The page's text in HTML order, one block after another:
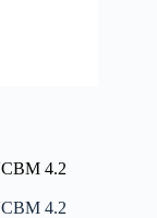
4.2
4.2